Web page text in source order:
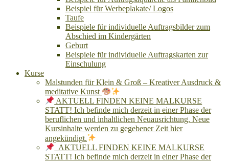
Beispiel für Werbeplakate/ Logos
Taufe
Beispiele für individuelle Auftragsbilder zum
Abschied im Kindergärten
Geburt
Beispiele für individuelle Auftragskarten zur
Einschulung
Kurse
Malstunden für Klein & Groß – Kreativer Ausdruck &
meditative Kunst
AKTUELL FINDEN KEINE MALKURSE
STATT! Ich befinde mich derzeit in einer Phase der
beruflichen und inhaltlichen Neuausrichtung. Neue
Kursinhalte werden zu gegebener Zeit hier
angekündigt.
AKTUELL FINDEN KEINE MALKURSE
STATT! Ich befinde mich derzeit in einer Phase der